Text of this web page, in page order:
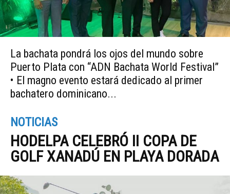
La bachata pondrá los ojos del mundo sobre
Puerto Plata con “ADN Bachata World Festival”
• El magno evento estará dedicado al primer
bachatero dominicano...
NOTICIAS
HODELPA CELEBRÓ II COPA DE
GOLF XANADÚ EN PLAYA DORADA